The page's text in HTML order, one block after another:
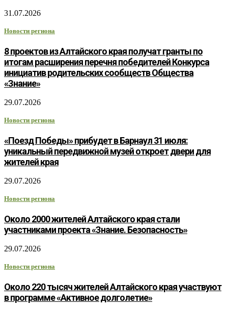
31.07.2026
Новости региона
8 проектов из Алтайского края получат гранты по
итогам расширения перечня победителей Конкурса
инициатив родительских сообществ Общества
«Знание»
29.07.2026
Новости региона
«Поезд Победы» прибудет в Барнаул 31 июля:
уникальный передвижной музей откроет двери для
жителей края
29.07.2026
Новости региона
Около 2000 жителей Алтайского края стали
участниками проекта «Знание. Безопасность»
29.07.2026
Новости региона
Около 220 тысяч жителей Алтайского края участвуют
в программе «Активное долголетие»